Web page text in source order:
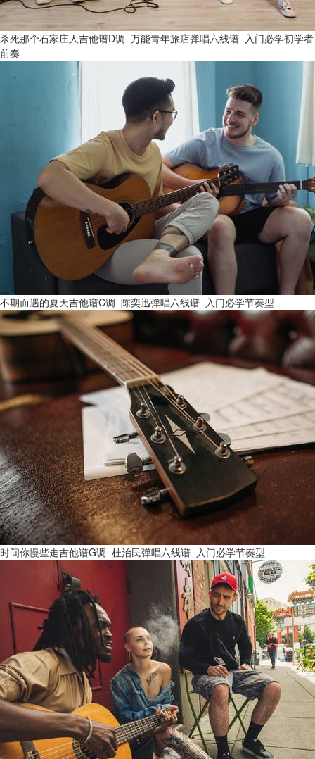
杀死那个石家庄人吉他谱D调_万能青年旅店弹唱六线谱_入门必学初学者
前奏
不期而遇的夏天吉他谱C调_陈奕迅弹唱六线谱_入门必学节奏型
时间你慢些走吉他谱G调_杜治民弹唱六线谱_入门必学节奏型